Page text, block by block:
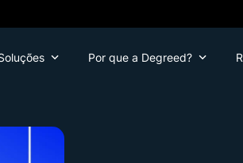
Por que a Degreed?